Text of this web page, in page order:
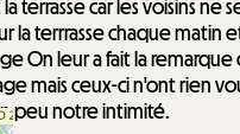
terrasse car les voisins ne
la terrrasse chaque matin
On leur a fait la
mais ceux-ci n'ont rien
peu notre intimité.